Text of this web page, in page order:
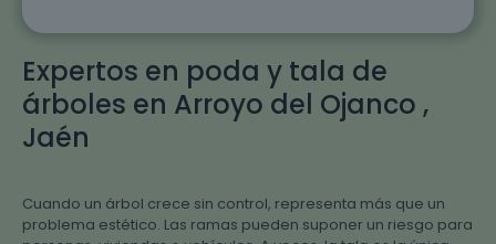
Expertos en poda y tala de
árboles en Arroyo del Ojanco ,
Jaén
Cuando un árbol crece sin control, representa más que un
problema estético. Las ramas pueden suponer un riesgo para